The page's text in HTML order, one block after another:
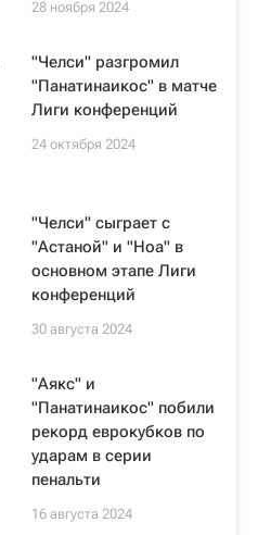
28 ноября 2024
"Челси" разгромил
"Панатинаикос" в матче
Лиги конференций
24 октября 2024
"Челси" сыграет с
"Астаной" и "Ноа" в
основном этапе Лиги
конференций
30 августа 2024
"Аякс" и
"Панатинаикос" побили
рекорд еврокубков по
ударам в серии
пенальти
16 августа 2024